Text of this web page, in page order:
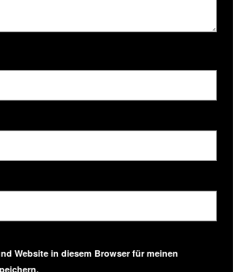
Website in diesem Browser für meinen